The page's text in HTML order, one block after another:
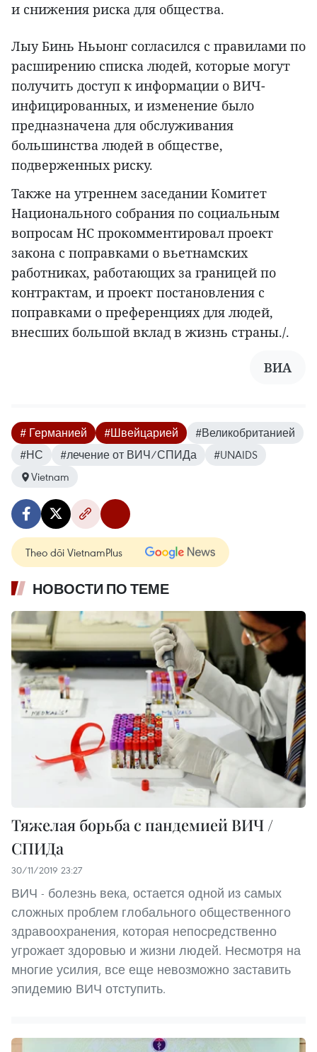
и снижения риска для общества.
Лыу Бинь Ньыонг согласился с правилами по
расширению списка людей, которые могут
получить доступ к информации о ВИЧ-
инфицированных, и изменение было
предназначена для обслуживания
большинства людей в обществе,
подверженных риску.
Также на утреннем заседании Комитет
Национального собрания по социальным
вопросам НС прокомментировал проект
закона с поправками о вьетнамских
работниках, работающих за границей по
контрактам, и проект постановления с
поправками о преференциях для людей,
внесших большой вклад в жизнь страны./.
ВИА
# Германией #Швейцарией
#Великобританией
#НС
#лечение от ВИЧ/СПИДа
#UNAIDS
Vietnam
Theo dõi VietnamPlus
НОВОСТИ ПО ТЕМЕ
Тяжелая борьба с пандемией ВИЧ /
СПИДа
30/11/2019 23:27
ВИЧ - болезнь века, остается одной из самых
сложных проблем глобального общественного
здравоохранения, которая непосредственно
угрожает здоровью и жизни людей. Несмотря на
многие усилия, все еще невозможно заставить
эпидемию ВИЧ отступить.